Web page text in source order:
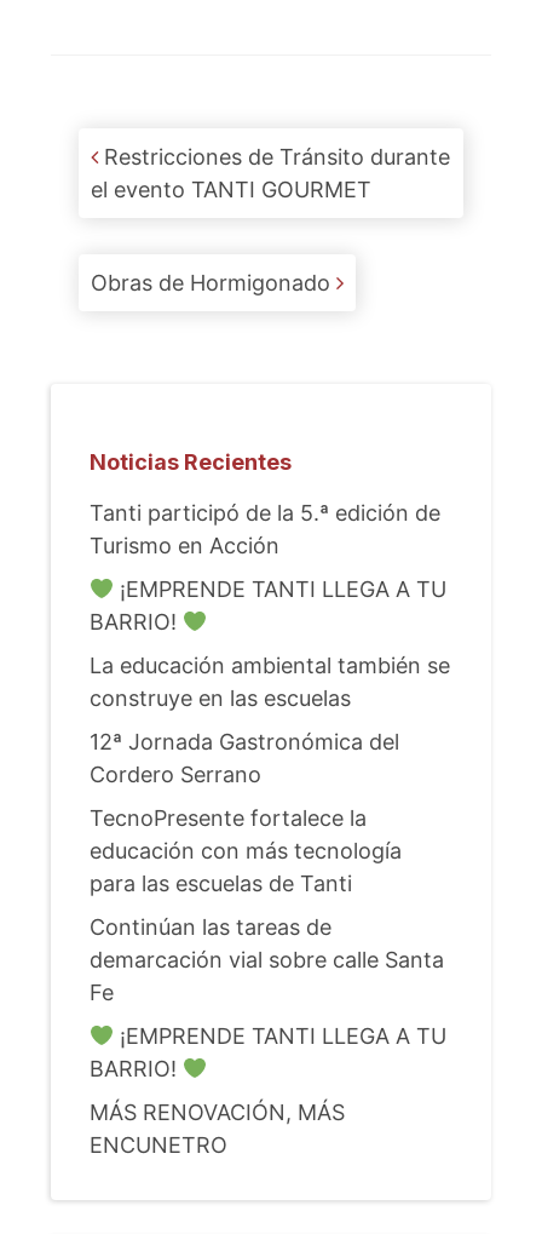
Post navigation
Restricciones de Tránsito durante
el evento TANTI GOURMET
Obras de Hormigonado
Noticias Recientes
Tanti participó de la 5.ª edición de
Turismo en Acción
¡EMPRENDE TANTI LLEGA A TU
BARRIO!
La educación ambiental también se
construye en las escuelas
12ª Jornada Gastronómica del
Cordero Serrano
TecnoPresente fortalece la
educación con más tecnología
para las escuelas de Tanti
Continúan las tareas de
demarcación vial sobre calle Santa
Fe
¡EMPRENDE TANTI LLEGA A TU
BARRIO!
MÁS RENOVACIÓN, MÁS
ENCUNETRO